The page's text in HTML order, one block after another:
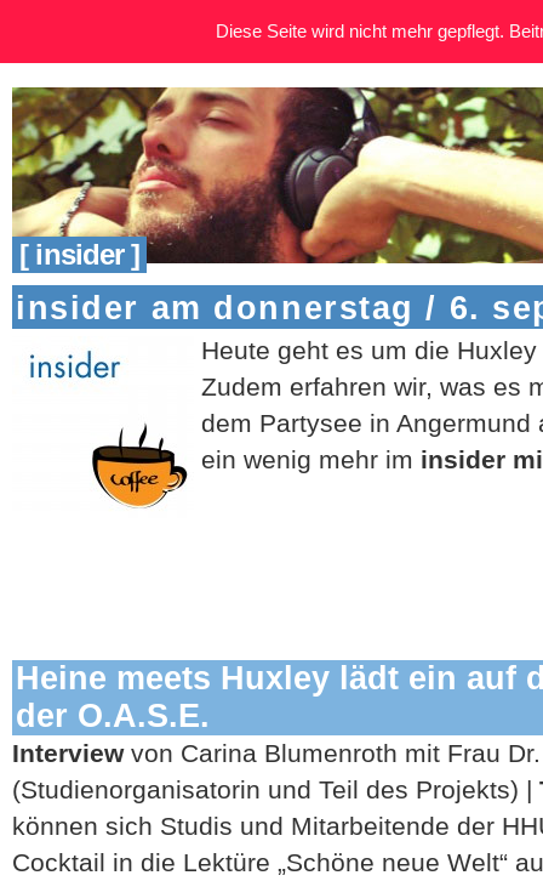
[ insider ]
insider am donnerstag / 6.
Heute geht es um die
Zudem erfahren wir, was es
dem Partysee in
ein wenig mehr im insider
Heine meets Huxley lädt ein auf
der O.A.S.E.
Interviewvon Carina Blumenroth mit Frau
(Studienorganisatorin und Teil des Projekts) |
können sich Studis und Mitarbeitende der
Cocktail in die Lektüre „Schöne neue Welt“
Diese Seite wird nicht mehr gepflegt.